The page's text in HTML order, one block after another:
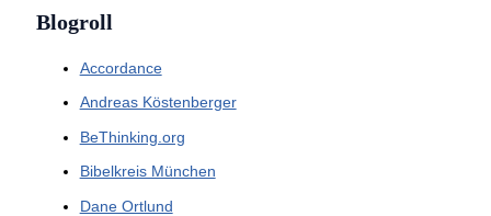
Blogroll
Accordance
Andreas Köstenberger
BeThinking.org
Bibelkreis München
Dane Ortlund